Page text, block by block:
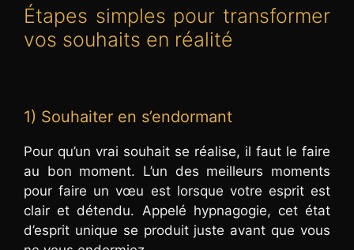
Étapes simples pour transformer
vos souhaits en réalité
1) Souhaiter en s’endormant
Pour qu’un vrai souhait se réalise, il faut le faire
au bon moment. L’un des meilleurs moments
pour faire un vœu est lorsque votre esprit est
clair et détendu. Appelé hypnagogie, cet état
d’esprit unique se produit juste avant que vous